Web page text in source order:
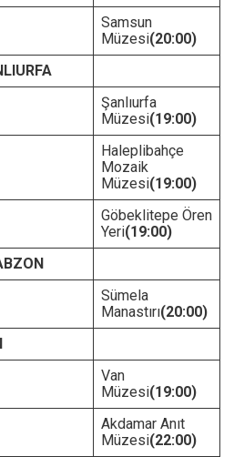
Samsun
Müzesi(20:00)
Şanlıurfa
Müzesi(19:00)
Haleplibahçe
Mozaik
Müzesi(19:00)
Göbeklitepe Ören
Yeri(19:00)
Sümela
Manastırı(20:00)
Van
Müzesi(19:00)
Akdamar Anıt
Müzesi(22:00)